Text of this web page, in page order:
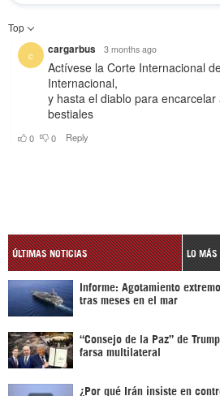
ÚLTIMAS NOTICIAS LO MÁS
Informe: Agotamiento
tras meses en el mar
“Consejo de la Paz” de
farsa multilateral
¿Por qué Irán insiste en